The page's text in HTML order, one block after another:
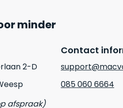
minder
2-D
afspraak)
Contact
085 060 6664